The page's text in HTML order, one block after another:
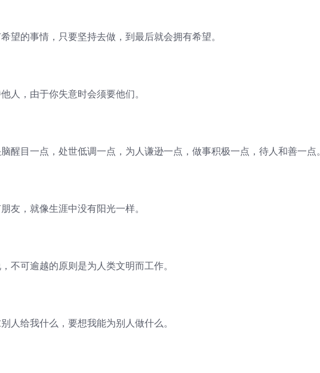
望的事情，只要坚持去做，到最后就会拥有希望。
人，由于你失意时会须要他们。
醒目一点，处世低调一点，为人谦逊一点，做事积极一点，待人和善一点。
友，就像生涯中没有阳光一样。
不可逾越的原则是为人类文明而工作。
人给我什么，要想我能为别人做什么。